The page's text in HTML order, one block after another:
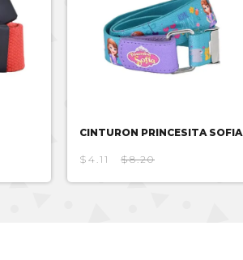
CINTURON PRINCESITA SOFIA
$4.11 $8.20